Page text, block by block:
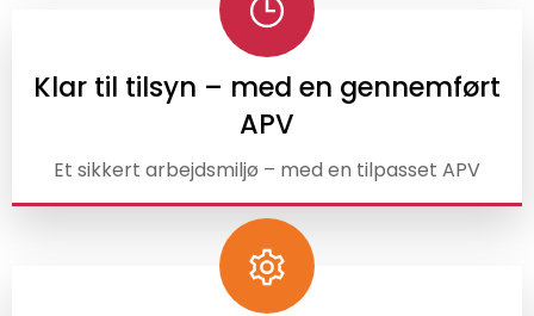
Klar til tilsyn – med en gennemført
APV
Et sikkert arbejdsmiljø – med en tilpasset APV